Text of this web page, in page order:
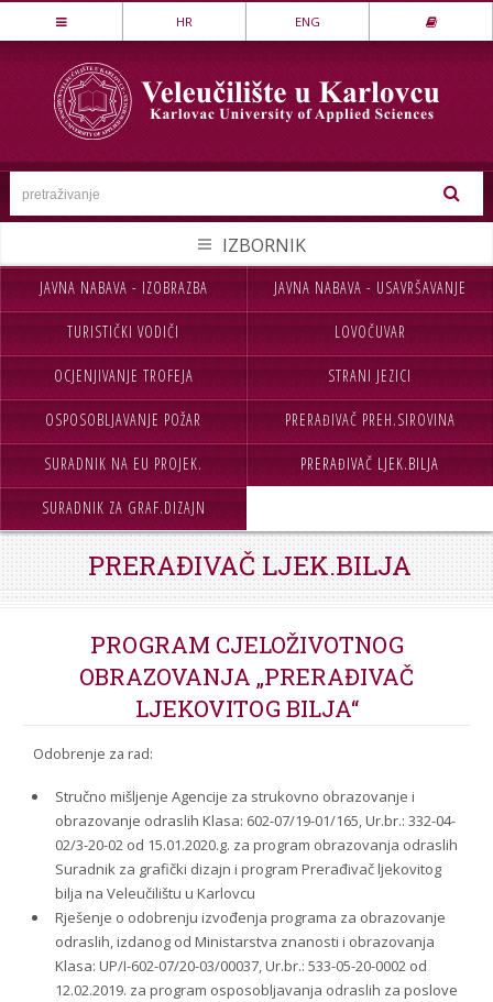
Stručni studij
LOVSTVO I ZAŠTITA PRIRODE
MEHATRONIKA
PREHRAMBENA TEHNOLOGIJA
SIGURNOST I ZAŠTITA
TEKSTILSTVO
UGOSTITELJSTVO
Specijalistički studij
POSLOVNO UPRAVLJANJE
SIGURNOST I ZAŠTITA
STROJARSTVO
HR ENG
NASLOVNA UPISI
VELEUČILIŠTE STUDIJ
STUDENTI MEĐ.SURADNJA
CJELOŽIVOTNO UČENJE INFORMACIJE
NABAVA KONTAKT
SKUP ZRZZ
JAVNA NABAVA - IZOBRAZBA JAVNA NABAVA - USAVRŠAVANJE
TURISTIČKI VODIČI LOVOČUVAR
OCJENJIVANJE TROFEJA STRANI JEZICI
OSPOSOBLJAVANJE POŽAR PRERAĐIVAČ PREH.SIROVINA
SURADNIK NA EU PROJEK. PRERAĐIVAČ LJEK.BILJA
SURADNIK ZA GRAF.DIZAJN
PRERAĐIVAČ LJEK.BILJA
PROGRAM CJELOŽIVOTNOG
OBRAZOVANJA „PRERAĐIVAČ
LJEKOVITOG BILJA“
Odobrenje za rad:
Stručno mišljenje Agencije za strukovno obrazovanje i
obrazovanje odraslih Klasa: 602-07/19-01/165, Ur.br.: 332-04-
02/3-20-02 od 15.01.2020.g. za program obrazovanja odraslih
Suradnik za grafički dizajn i program Prerađivač ljekovitog
bilja na Veleučilištu u Karlovcu
Rješenje o odobrenju izvođenja programa za obrazovanje
odraslih, izdanog od Ministarstva znanosti i obrazovanja
Klasa: UP/I-602-07/20-03/00037, Ur.br.: 533-05-20-0002 od
12.02.2019. za program osposobljavanja odraslih za poslove